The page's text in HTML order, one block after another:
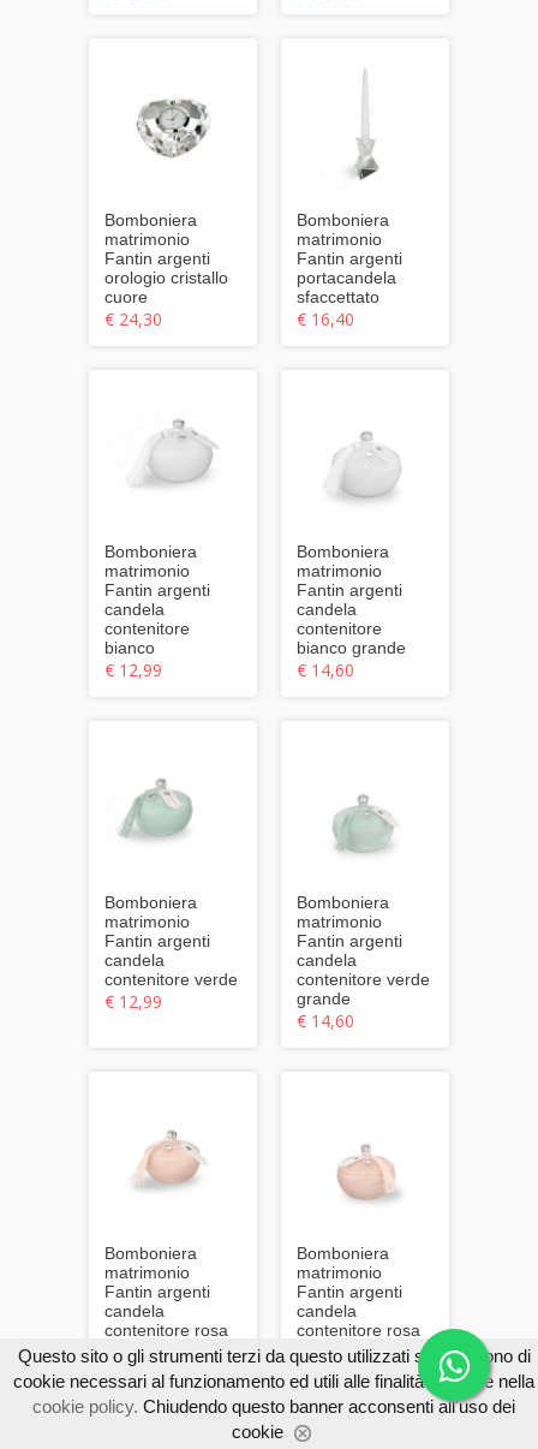
Bomboniera
matrimonio
Fantin argenti
orologio cristallo
cuore
€ 24,30
Bomboniera
matrimonio
Fantin argenti
portacandela
sfaccettato
€ 16,40
Bomboniera
matrimonio
Fantin argenti
candela
contenitore
bianco
€ 12,99
Bomboniera
matrimonio
Fantin argenti
candela
contenitore
bianco grande
€ 14,60
Bomboniera
matrimonio
Fantin argenti
candela
contenitore verde
€ 12,99
Bomboniera
matrimonio
Fantin argenti
candela
contenitore verde
grande
€ 14,60
Bomboniera
matrimonio
Fantin argenti
candela
contenitore rosa
€ 12,99
Bomboniera
matrimonio
Fantin argenti
candela
contenitore rosa
grande
€ 14,60
Questo sito o gli strumenti terzi da questo utilizzati si avvalgono di
cookie necessari al funzionamento ed utili alle finalità illustrate nella
cookie policy. Chiudendo questo banner acconsenti all'uso dei
cookie